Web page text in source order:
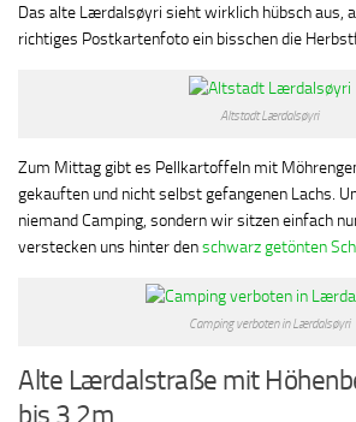
Das alte Lærdalsøyri sieht wirklich hübsch aus,
richtiges Postkartenfoto ein bisschen die
Altstadt Lærdalsøyri
Zum Mittag gibt es Pellkartoffeln mit
gekauften und nicht selbst gefangenen Lachs.
niemand Camping, sondern wir sitzen einfach
verstecken uns hinter denschwarz getönten
Camping verboten in Lærdalsøyri
Alte Lærdalstraße mit
bis 3,2m